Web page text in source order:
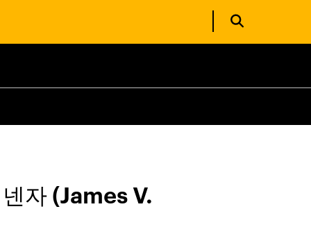
자 (James V.